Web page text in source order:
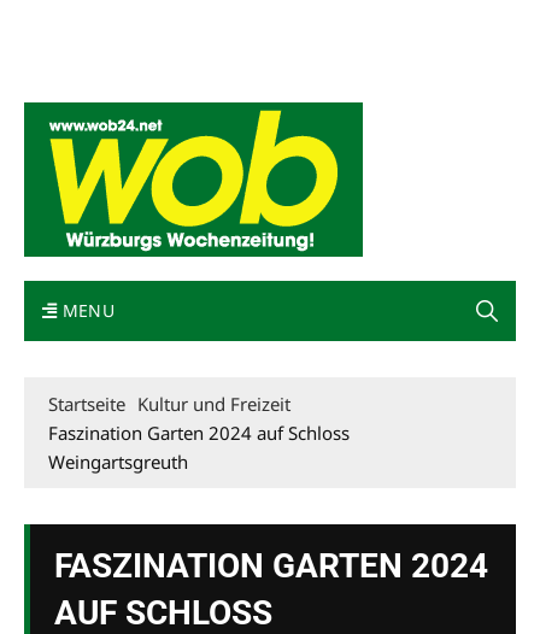
MENU
Startseite Kultur und Freizeit
Faszination Garten 2024 auf Schloss
Weingartsgreuth
FASZINATION GARTEN 2024
AUF SCHLOSS